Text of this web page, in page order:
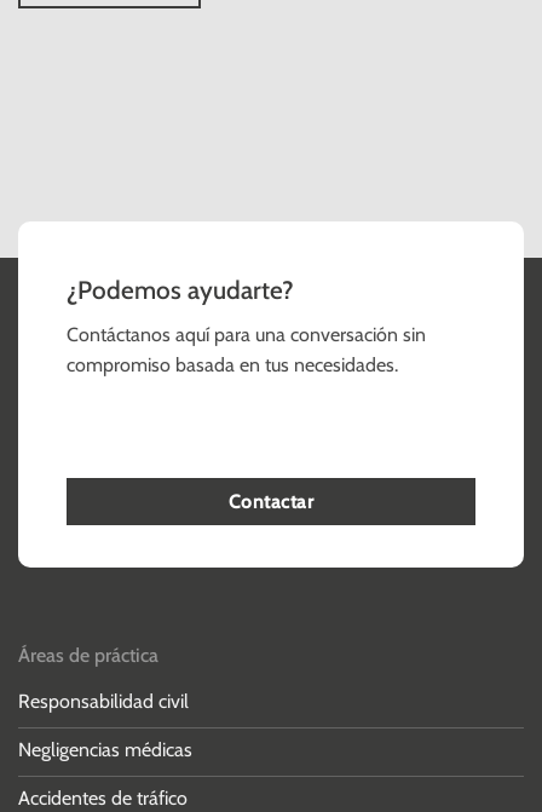
¿Podemos ayudarte?
Contáctanos aquí para una conversación sin
compromiso basada en tus necesidades.
Contactar
Áreas de práctica
Responsabilidad civil
Negligencias médicas
Accidentes de tráfico